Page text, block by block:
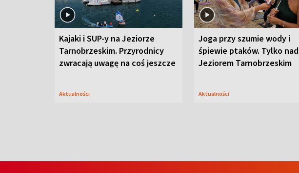
Kajaki i SUP-y na Jeziorze
Tarnobrzeskim. Przyrodnicy
zwracają uwagę na coś jeszcze
Aktualności
Joga przy szumie wody i
śpiewie ptaków. Tylko nad
Jeziorem Tarnobrzeskim
Aktualności